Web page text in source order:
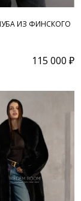
ИЗ ФИНСКОГО
115 000 ₽